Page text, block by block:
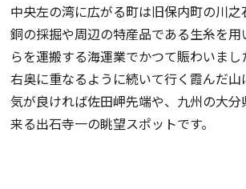
中央左の湾に広がる町は旧保内町の川之
銅の採掘や周辺の特産品である生糸を
らを運搬する海運業でかつて賑わいまし
右奥に重なるように続いて行く霞んだ
気が良ければ佐田岬先端や、九州の大
来る出石寺一の眺望スポットです。